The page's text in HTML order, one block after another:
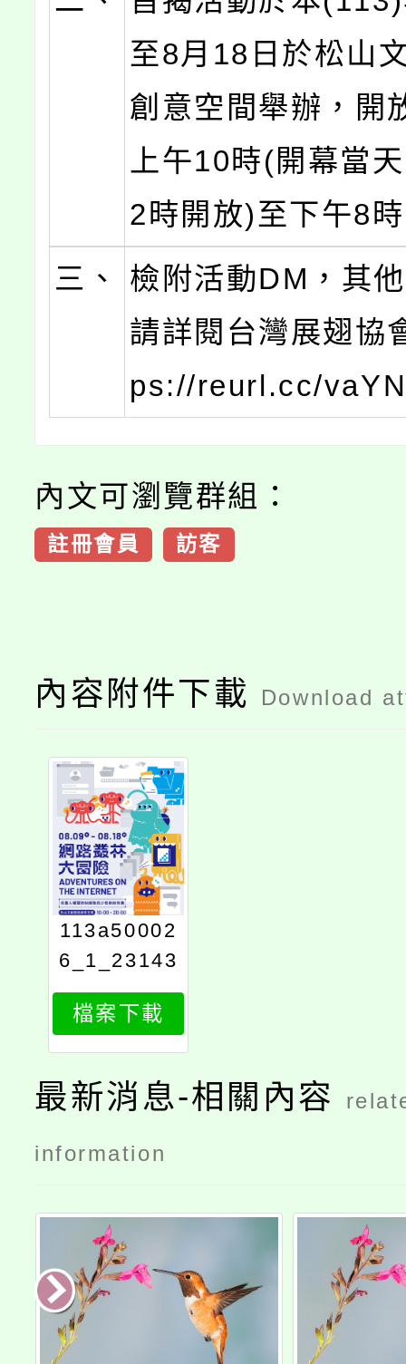
至8月18日於松山
創意空間舉辦，開
上午10時(開幕當
2時開放)至下午8
三、
檢附活動DM，其
請詳閱台灣展翅協
ps://reurl.cc/
內文可瀏覽群組：
註冊會員 訪客
內容附件下載 Download
113a50002
6_1_23143
525664
檔案下載
最新消息-相關內容
information